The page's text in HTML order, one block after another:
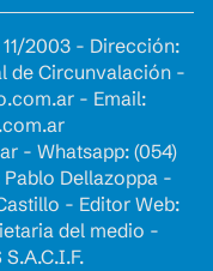
2003 - Dirección:
de Circunvalación -
- Email:
- Whatsapp: (054)
Dellazoppa -
- Editor Web:
del medio -